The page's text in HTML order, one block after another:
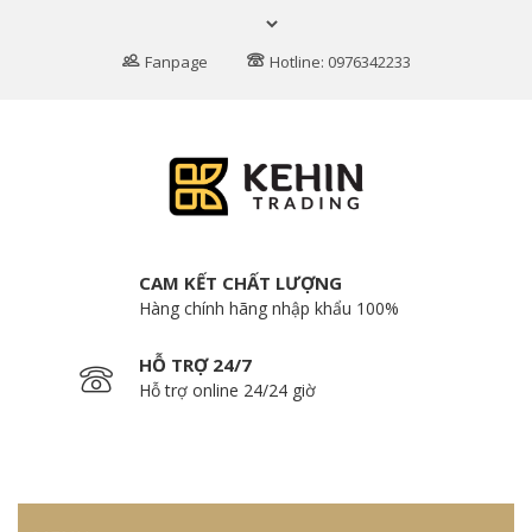
Fanpage Hotline: 0976342233
CAM KẾT CHẤT LƯỢNG
Hàng chính hãng nhập khẩu 100%
HỖ TRỢ 24/7
Hỗ trợ online 24/24 giờ